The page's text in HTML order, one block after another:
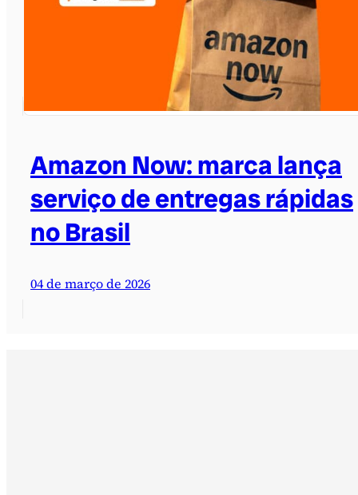
Amazon Now: marca lança
serviço de entregas rápidas
no Brasil
04 de março de 2026